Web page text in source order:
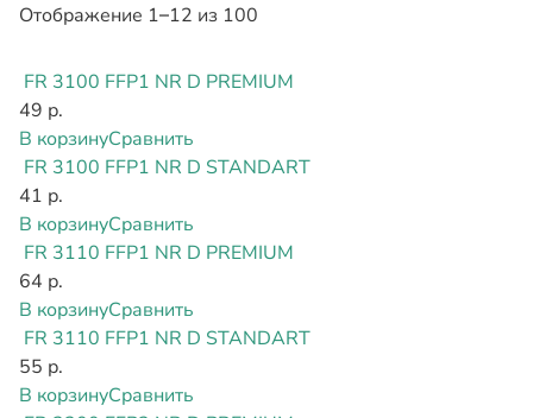
Отображение 1–12 из 100
FR 3100 FFP1 NR D PREMIUM
49 р.
В корзинуСравнить
FR 3100 FFP1 NR D STANDART
41 р.
В корзинуСравнить
FR 3110 FFP1 NR D PREMIUM
64 р.
В корзинуСравнить
FR 3110 FFP1 NR D STANDART
55 р.
В корзинуСравнить